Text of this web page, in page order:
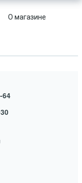
О магазине
64